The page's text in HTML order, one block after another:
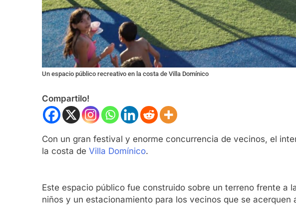
Un espacio público recreativo en la costa de Villa Domínico
Compartilo!
Con un gran festival y enorme concurrencia de vecinos, el
la costa de Villa Domínico.
Este espacio público fue construido sobre un terreno frente a
niños y un estacionamiento para los vecinos que se